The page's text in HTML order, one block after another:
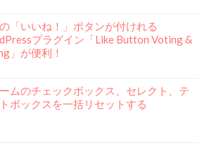
「いいね！」ボタンが付けれる
プラグイン「Like Button Voting &
」が便利！
ムのチェックボックス、セレクト、テ
ボックスを一括リセットする